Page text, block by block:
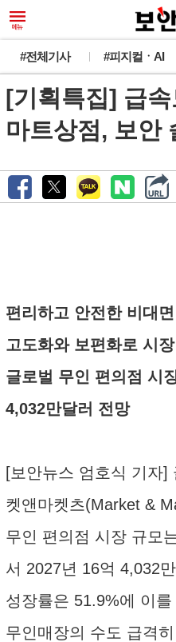
#전체기사 #피지컬ㆍAI
[기획특집] 급
마트상점, 보안
편리하고 안전한 비대
고도화와 보편화로 시
글로벌 무인 편의점 시
4,032만달러 전망
[보안뉴스 엄호식 기자]
켓앤마켓츠(Market &
무인 편의점 시장 규모
서 2027년 16억 4,032
성장률은 51.9%에 이
무인매장의 수도 급격